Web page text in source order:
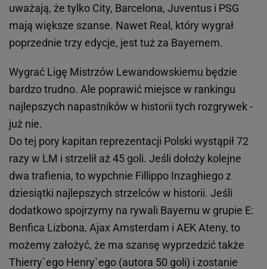
uważają, że tylko City, Barcelona, Juventus i PSG
mają większe szanse. Nawet Real, który wygrał
poprzednie trzy edycje, jest tuż za Bayernem.
Wygrać Ligę Mistrzów Lewandowskiemu będzie
bardzo trudno. Ale poprawić miejsce w rankingu
najlepszych napastników w historii tych rozgrywek -
już nie.
Do tej pory kapitan reprezentacji Polski wystąpił 72
razy w LM i strzelił aż 45 goli. Jeśli dołoży kolejne
dwa trafienia, to wypchnie Fillippo Inzaghiego z
dziesiątki najlepszych strzelców w historii. Jeśli
dodatkowo spojrzymy na rywali Bayernu w grupie E:
Benfica Lizbona, Ajax Amsterdam i AEK Ateny, to
możemy założyć, że ma szansę wyprzedzić także
Thierry`ego Henry`ego (autora 50 goli) i zostanie